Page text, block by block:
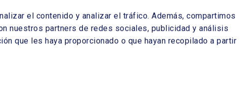
el contenido y analizar el tráfico. Además, compartimos
nuestros partners de redes sociales, publicidad y análisis
que les haya proporcionado o que hayan recopilado a partir